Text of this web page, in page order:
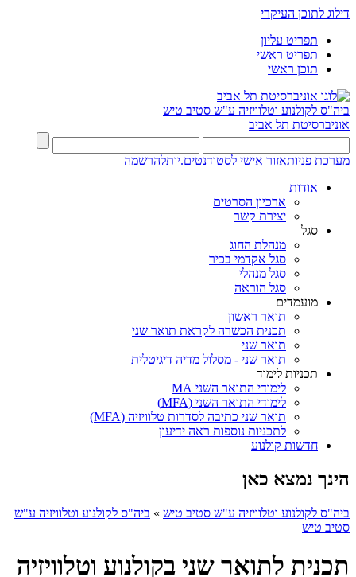
דילוג לתוכן העיקרי
תפריט עליון
תפריט ראשי
תוכן ראשי
ביה"ס לקולנוע וטלוויזיה ע"ש סטיב טיש
אוניברסיטת תל אביב
מערכת פניותאזור אישי לסטודנטים.יותלהרשמה
אודות
ארכיון הסרטים
יצירת קשר
סגל
מנהלת החוג
סגל אקדמי בכיר
סגל מנהלי
סגל הוראה
מועמדים
תואר ראשון
תכנית הכשרה לקראת תואר שני
תואר שני
תואר שני - מסלול מדיה דיגיטלית
תכניות לימוד
לימודי התואר השני MA
לימודי התואר השני (MFA)
תואר שני כתיבה לסדרות טלוויזיה (MFA)
לתכניות נוספות ראה ידיעון
חדשות קולנוע
הינך נמצא כאן
ביה"ס לקולנוע וטלוויזיה ע"ש סטיב טיש » ביה"ס לקולנוע וטלוויזיה ע"ש
סטיב טיש
תכנית לתואר שני בקולנוע וטלוויזיה